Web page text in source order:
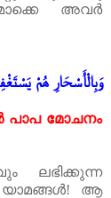
അവർ
وَبِالْأَسْحَارِ هُمْ
പാപ മോചനം
ലഭിക്കുന്ന
! ആ